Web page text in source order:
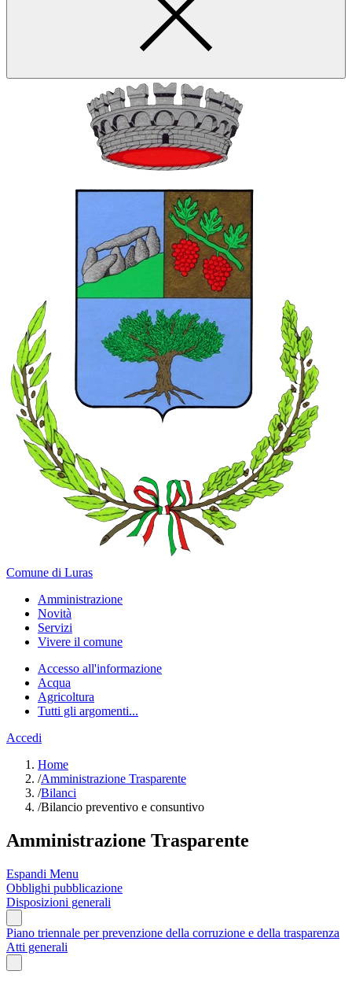
Comune di Luras
Amministrazione
Novità
Servizi
Vivere il comune
Accesso all'informazione
Acqua
Agricoltura
Tutti gli argomenti...
Accedi
Home
/Amministrazione Trasparente
/Bilanci
/Bilancio preventivo e consuntivo
Amministrazione Trasparente
Espandi Menu
Obblighi pubblicazione
Disposizioni generali
Piano triennale per prevenzione della corruzione e della trasparenza
Atti generali